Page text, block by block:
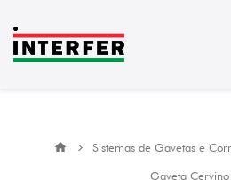
Sistemas de Gavetas e
Gaveta Cervino